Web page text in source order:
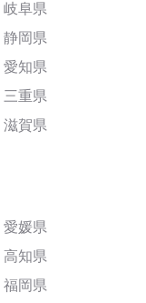
岐阜県
静岡県
愛知県
三重県
滋賀県
愛媛県
高知県
福岡県